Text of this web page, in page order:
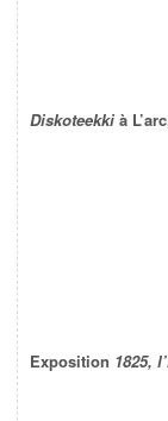
Diskoteekki à
Exposition 1825,